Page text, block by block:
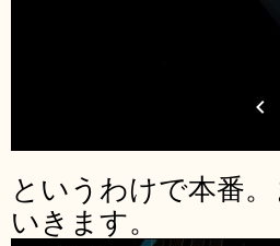
というわけで本番
いきます。